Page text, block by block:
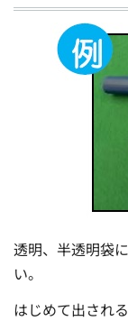
透明、半透明袋
い。
はじめて出され